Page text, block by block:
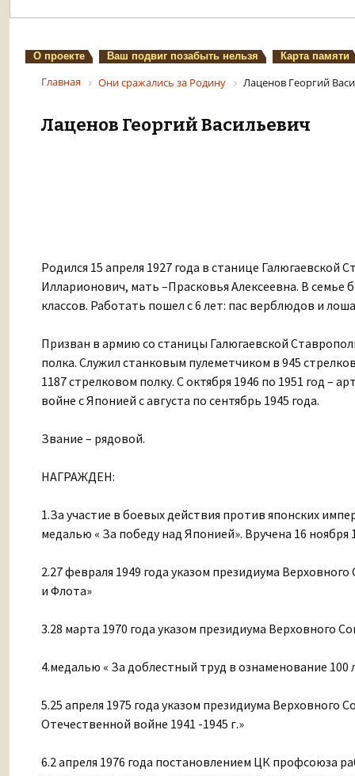
О проекте Ваш подвиг позабыть нельзя Карта памяти
Главная Они сражались за Родину Лаценов Георгий
Лаценов Георгий Васильевич
Родился 15 апреля 1927 года в станице Галюгаевской
Илларионович, мать –Прасковья Алексеевна. В семье
классов. Работать пошел с 6 лет: пас верблюдов и
Призван в армию со станицы Галюгаевской
полка. Служил станковым пулеметчиком в 945
1187 стрелковом полку. С октября 1946 по 1951 год –
войне с Японией с августа по сентябрь 1945 года.
Звание – рядовой.
НАГРАЖДЕН:
1.За участие в боевых действия против японских
медалью « За победу над Японией». Вручена 16 ноября
2.27 февраля 1949 года указом президиума
и Флота»
3.28 марта 1970 года указом президиума Верховного
4.медалью « За доблестный труд в ознаменование
5.25 апреля 1975 года указом президиума
Отечественной войне 1941 -1945 г.»
6.2 апреля 1976 года постановлением ЦК профсоюза